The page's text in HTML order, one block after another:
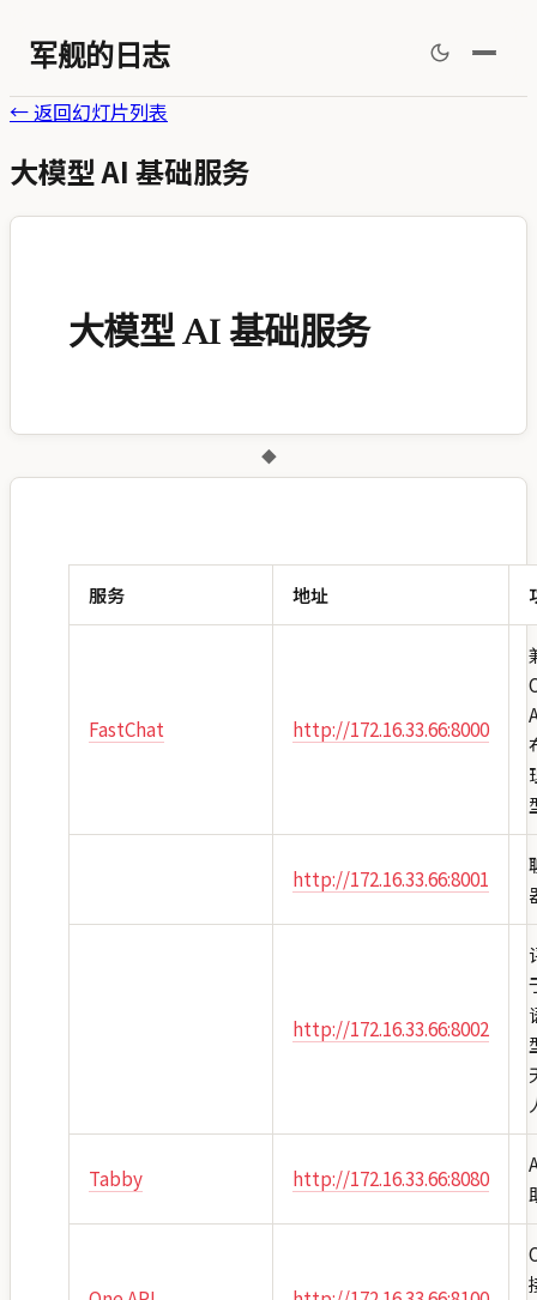
军舰的日志
←返回幻灯片列表
大模型 AI 基础服务
大模型 AI 基础服务
◆
服务 地址
FastChat http://172.16.33.66:8000
http://172.16.33.66:8001
http://172.16.33.66:8002
Tabby http://172.16.33.66:8080